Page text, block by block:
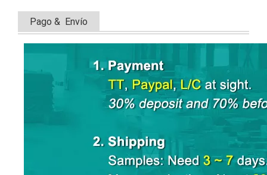
Pago & Envío